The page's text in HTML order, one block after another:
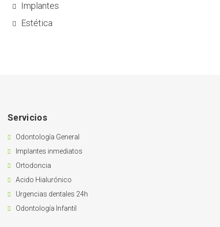
Implantes
Estética
Servicios
Odontología General
Implantes inmediatos
Ortodoncia
Acido Hialurónico
Urgencias dentales 24h
Odontología Infantil